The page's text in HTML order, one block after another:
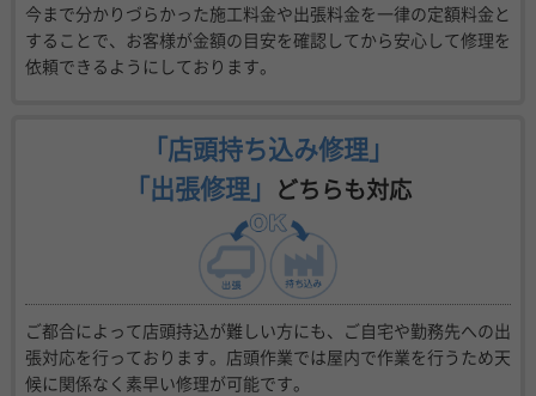
今まで分かりづらかった施工料金や出張料金を一律の定額料金と
することで、お客様が金額の目安を確認してから安心して修理を
依頼できるようにしております。
「店頭持ち込み修理」
「出張修理」 どちらも対応
ご都合によって店頭持込が難しい方にも、ご自宅や勤務先への出
張対応を行っております。店頭作業では屋内で作業を行うため天
候に関係なく素早い修理が可能です。